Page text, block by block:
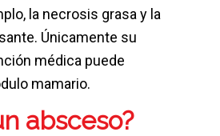
la necrosis grasa y la
Únicamente su
médica puede
mamario.
absceso?